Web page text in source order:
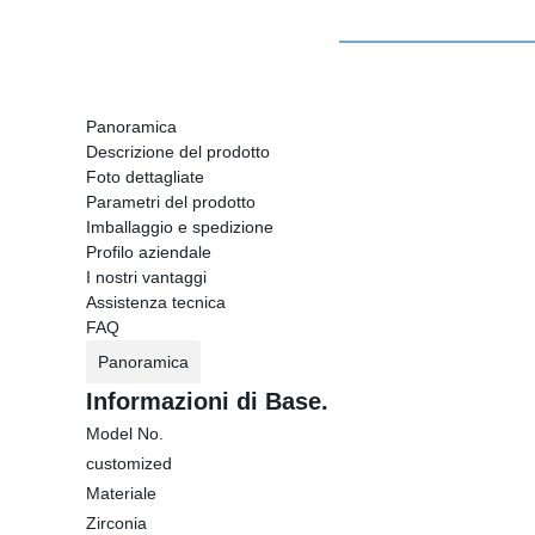
Panoramica
Descrizione del prodotto
Foto dettagliate
Parametri del prodotto
Imballaggio e spedizione
Profilo aziendale
I nostri vantaggi
Assistenza tecnica
FAQ
Panoramica
Informazioni di Base.
Model No.
customized
Materiale
Zirconia